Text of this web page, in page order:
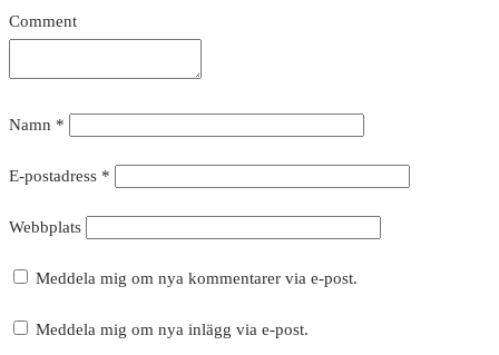
Comment
Namn *
E-postadress *
Webbplats
Meddela mig om nya kommentarer via e-post.
Meddela mig om nya inlägg via e-post.